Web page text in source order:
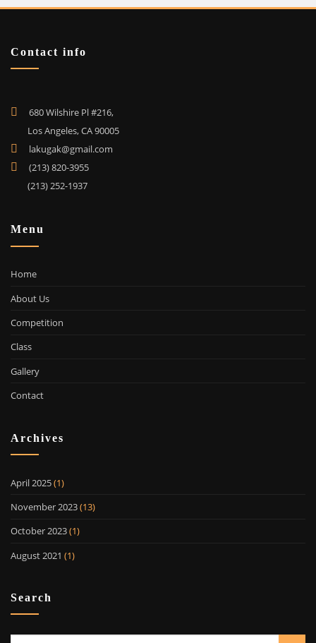
Contact info
680 Wilshire Pl #216,
Los Angeles, CA 90005
lakugak@gmail.com
(213) 820-3955
(213) 252-1937
Menu
Home
About Us
Competition
Class
Gallery
Contact
Archives
April 2025(1)
November 2023(13)
October 2023(1)
August 2021 (1)
Search